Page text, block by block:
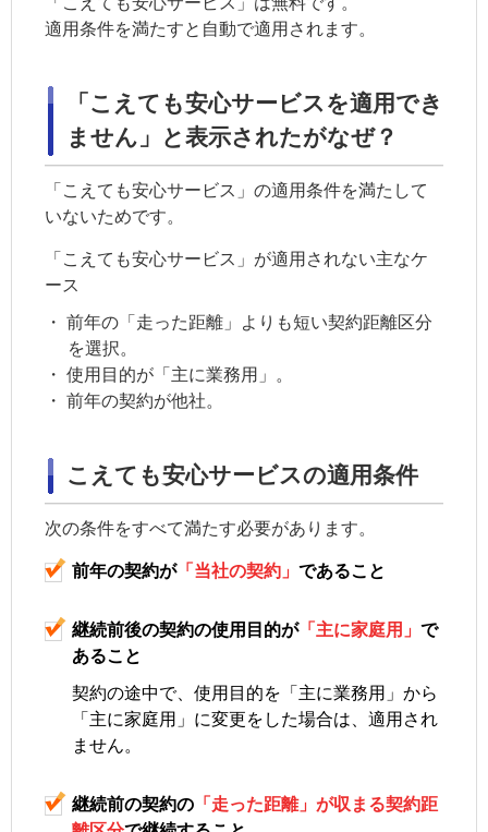
適用条件を満たすと自動で適用されます。
「こえても安心サービスを適用でき
ません」と表示されたがなぜ？
「こえても安心サービス」の適用条件を満たして
いないためです。
「こえても安心サービス」が適用されない主なケ
ース
・ 前年の「走った距離」よりも短い契約距離区分
を選択。
・ 使用目的が「主に業務用」。
・ 前年の契約が他社。
こえても安心サービスの適用条件
次の条件をすべて満たす必要があります。
前年の契約が「当社の契約」 であること
継続前後の契約の使用目的が「主に家庭用」 で
あること
契約の途中で、 使用目的を「主に業務用」から
「主に家庭用」に変更をした場合は、適用され
ません。
継続前の契約の 「走った距離」が収まる契約距